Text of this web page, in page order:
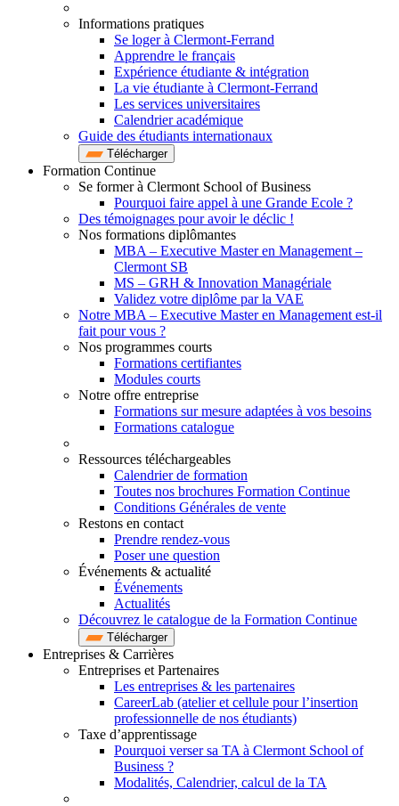
Informations pratiques
Se loger à Clermont-Ferrand
Apprendre le français
Expérience étudiante & intégration
La vie étudiante à Clermont-Ferrand
Les services universitaires
Calendrier académique
Guide des étudiants internationaux
Télécharger
Formation Continue
Se former à Clermont School of Business
Pourquoi faire appel à une Grande Ecole ?
Des témoignages pour avoir le déclic !
Nos formations diplômantes
MBA – Executive Master en Management –
Clermont SB
MS – GRH & Innovation Managériale
Validez votre diplôme par la VAE
Notre MBA – Executive Master en Management est-il
fait pour vous ?
Nos programmes courts
Formations certifiantes
Modules courts
Notre offre entreprise
Formations sur mesure adaptées à vos besoins
Formations catalogue
Ressources téléchargeables
Calendrier de formation
Toutes nos brochures Formation Continue
Conditions Générales de vente
Restons en contact
Prendre rendez-vous
Poser une question
Événements & actualité
Événements
Actualités
Découvrez le catalogue de la Formation Continue
Télécharger
Entreprises & Carrières
Entreprises et Partenaires
Les entreprises & les partenaires
CareerLab (atelier et cellule pour l’insertion
professionnelle de nos étudiants)
Taxe d’apprentissage
Pourquoi verser sa TA à Clermont School of
Business ?
Modalités, Calendrier, calcul de la TA